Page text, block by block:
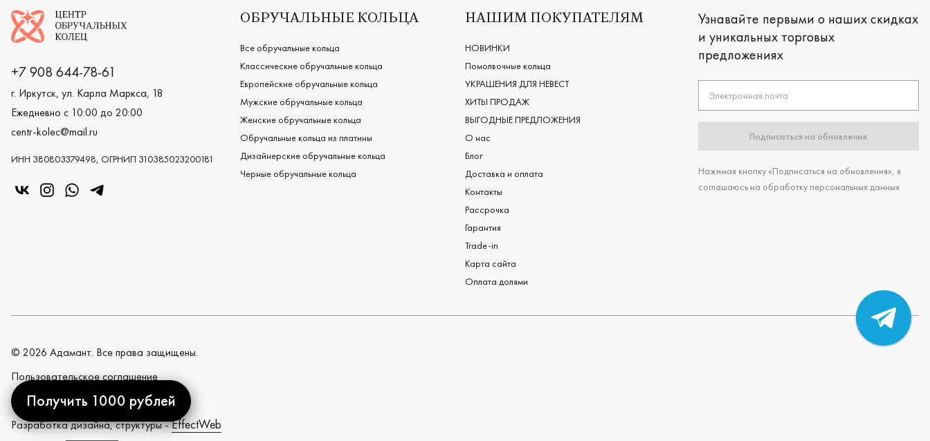
Логотип компании
+7 908 644-78-61
г. Иркутск, ул. Карла Маркса, 18
Ежедневно с 10:00 до 20:00
centr-kolec@mail.ru
ИНН 380803379498, ОГРНИП 310385023200181
«Центр колец» в VK
«Центр колец» в Instagram
«Центр колец» в Whatsapp
«Центр колец» в Telegram
ОБРУЧАЛЬНЫЕ КОЛЬЦА
Все обручальные кольца
Классические обручальные кольца
Европейские обручальные кольца
Мужские обручальные кольца
Женские обручальные кольца
Обручальные кольца из платины
Дизайнерские обручальные кольца
Черные обручальные кольца
НАШИМ ПОКУПАТЕЛЯМ
НОВИНКИ
Помолвочные кольца
УКРАШЕНИЯ ДЛЯ НЕВЕСТ
ХИТЫ ПРОДАЖ
ВЫГОДНЫЕ ПРЕДЛОЖЕНИЯ
О нас
Блог
Доставка и оплата
Контакты
Рассрочка
Гарантия
Trade-in
Карта сайта
Оплата долями
Узнавайте первыми о наших скидках
и уникальных торговых
предложениях
Электронная почта
Подписаться на обновления
Нажимая кнопку «Подписаться на обновления», я
соглашаюсь на обработку персональных данных
© 2026 Адамант. Все права защищены.
Пользовательское cоглашение
Политика конфиденциальности
Разработка дизайна, структуры -EffectWeb
Получить 1000 рублей